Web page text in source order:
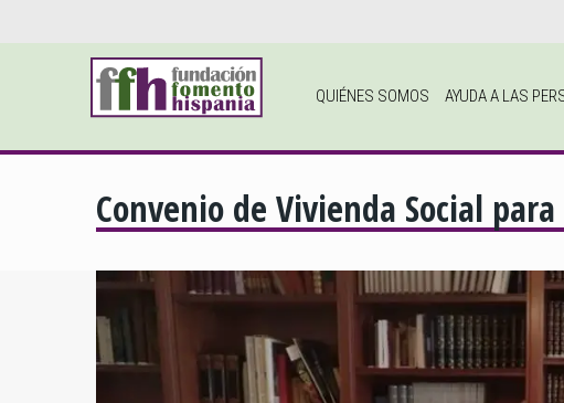
QUIÉNES SOMOS AYUDA A LAS
Convenio de Vivienda Social